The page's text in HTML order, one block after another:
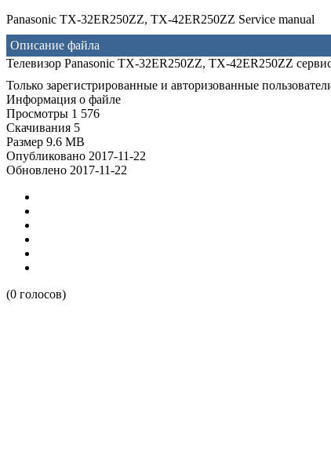
Panasonic TX-32ER250ZZ, TX-42ER250ZZ Service manual
Описание файла
Телевизор Panasonic TX-32ER250ZZ, TX-42ER250ZZ
Только зарегистрированные и авторизованные
Информация о файле
Просмотры 1 576
Скачивания 5
Размер 9.6 MB
Опубликовано 2017-11-22
Обновлено 2017-11-22
(0 голосов)